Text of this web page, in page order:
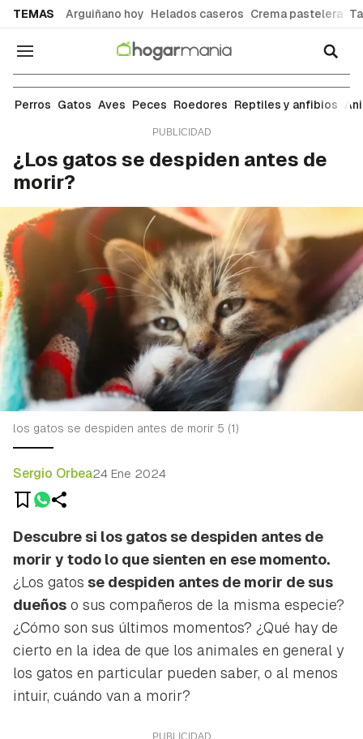
TEMAS Arguiñano hoy Helados caseros Crema pastelera
Navegación
Gatos
Perros Gatos Aves Peces Roedores Reptiles y anfibios
¿Los gatos se despiden antes de
morir?
los gatos se despiden antes de morir 5 (1)
Sergio Orbea24 Ene 2024
Descubre si los gatos se despiden antes de
morir y todo lo que sienten en ese momento.
¿Los gatos se despiden antes de morir de sus
dueños o sus compañeros de la misma especie?
¿Cómo son sus últimos momentos? ¿Qué hay de
cierto en la idea de que los animales en general y
los gatos en particular pueden saber, o al menos
intuir, cuándo van a morir?